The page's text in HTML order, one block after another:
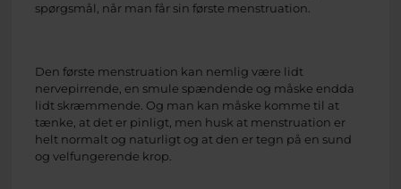
spørgsmål, når man får sin første menstruation.
Den første menstruation kan nemlig være lidt
nervepirrende, en smule spændende og måske endda
lidt skræmmende. Og man kan måske komme til at
tænke, at det er pinligt, men husk at menstruation er
helt normalt og naturligt og at den er tegn på en sund
og velfungerende krop.